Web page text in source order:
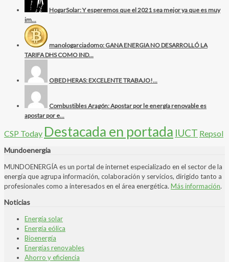
HogarSolar: Y esperemos que el 2021 sea mejor ya que es muy
im...
manologarciadomo: GANA ENERGIA NO DESARROLLÓ LA
TARIFA DHS COMO IND...
OBED HERAS: EXCELENTE TRABAJO!...
Combustibles Aragón: Apostar por le energía renovable es
apostar por e...
CSP Today Destacada en portada IUCT Repsol
Mundoenergia
MUNDOENERGÍA es un portal de internet especializado en el sector de la
energía que agrupa información, colaboración y servicios, dirigido tanto a
profesionales como a interesados en el área energética. Más información.
Noticias
Energía solar
Energía eólica
Bioenergía
Energías renovables
Ahorro y eficiencia